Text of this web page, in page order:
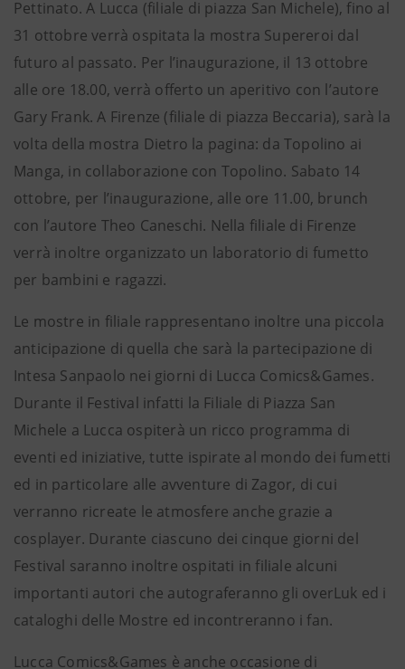
Pettinato. A Lucca (filiale di piazza San Michele), fino al
31 ottobre verrà ospitata la mostra Supereroi dal
futuro al passato. Per l’inaugurazione, il 13 ottobre
alle ore 18.00, verrà offerto un aperitivo con l’autore
Gary Frank. A Firenze (filiale di piazza Beccaria), sarà la
volta della mostra Dietro la pagina: da Topolino ai
Manga, in collaborazione con Topolino. Sabato 14
ottobre, per l’inaugurazione, alle ore 11.00, brunch
con l’autore Theo Caneschi. Nella filiale di Firenze
verrà inoltre organizzato un laboratorio di fumetto
per bambini e ragazzi.
Le mostre in filiale rappresentano inoltre una piccola
anticipazione di quella che sarà la partecipazione di
Intesa Sanpaolo nei giorni di Lucca Comics&Games.
Durante il Festival infatti la Filiale di Piazza San
Michele a Lucca ospiterà un ricco programma di
eventi ed iniziative, tutte ispirate al mondo dei fumetti
ed in particolare alle avventure di Zagor, di cui
verranno ricreate le atmosfere anche grazie a
cosplayer. Durante ciascuno dei cinque giorni del
Festival saranno inoltre ospitati in filiale alcuni
importanti autori che autograferanno gli overLuk ed i
cataloghi delle Mostre ed incontreranno i fan.
Lucca Comics&Games è anche occasione di